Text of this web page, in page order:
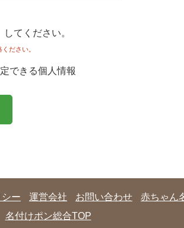
てください。
ださい。
できる個人情報
ー 運営会社 お問い合わせ
赤ちゃん
名付けポン総合TOP